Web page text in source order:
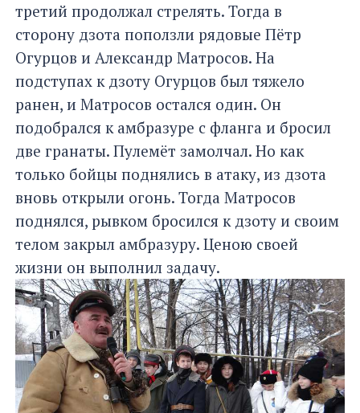
третий продолжал стрелять. Тогда в
сторону дзота поползли рядовые Пётр
Огурцов и Александр Матросов. На
подступах к дзоту Огурцов был тяжело
ранен, и Матросов остался один. Он
подобрался к амбразуре с фланга и бросил
две гранаты. Пулемёт замолчал. Но как
только бойцы поднялись в атаку, из дзота
вновь открыли огонь. Тогда Матросов
поднялся, рывком бросился к дзоту и своим
телом закрыл амбразуру. Ценою своей
жизни он выполнил задачу.